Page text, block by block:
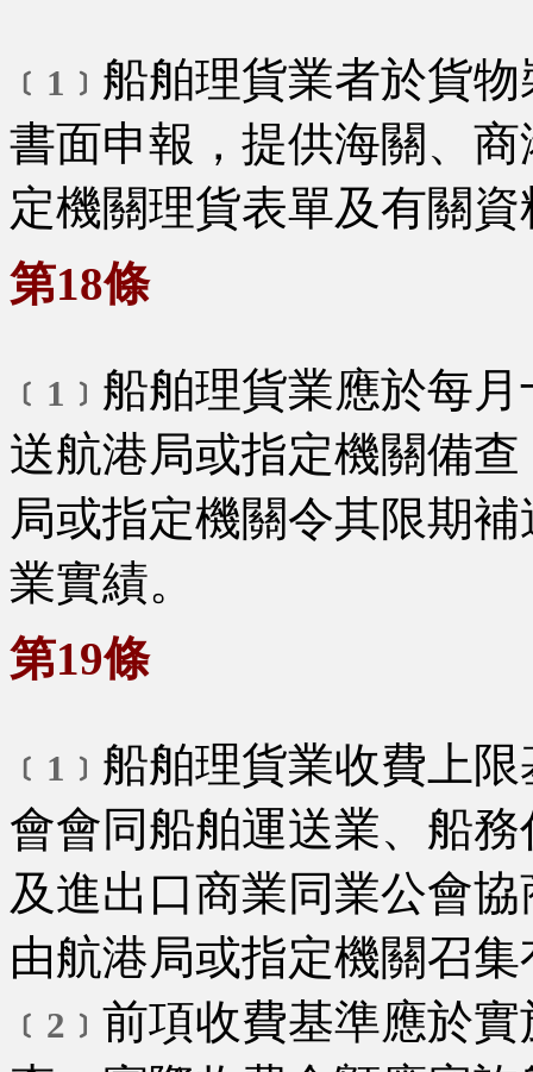
﹝1﹞ 船舶理貨業者於貨
書面申報，提供海關、
定機關理貨表單及有關
第18條
﹝1﹞ 船舶理貨業應於每
送航港局或指定機關備
局或指定機關令其限期
業實績。
第19條
﹝1﹞ 船舶理貨業收費上
會會同船舶運送業、船
及進出口商業同業公會
由航港局或指定機關召
﹝2﹞ 前項收費基準應於